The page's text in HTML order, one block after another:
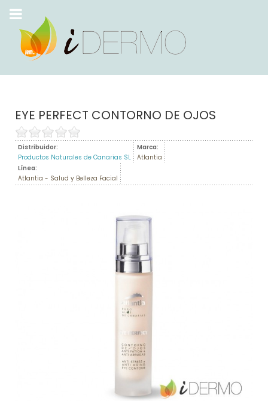
EYE PERFECT CONTORNO DE OJOS
Distribuidor:
Productos Naturales de Canarias SL
Marca:
Atlantia
Línea:
Atlantia - Salud y Belleza Facial